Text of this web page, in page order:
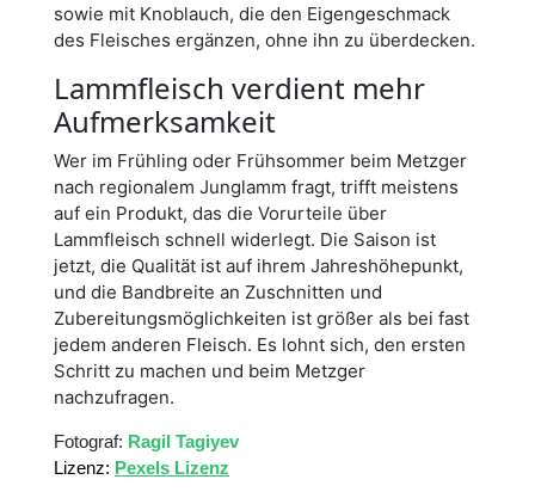
sowie mit Knoblauch, die den Eigengeschmack
des Fleisches ergänzen, ohne ihn zu überdecken.
Lammfleisch verdient mehr
Aufmerksamkeit
Wer im Frühling oder Frühsommer beim Metzger
nach regionalem Junglamm fragt, trifft meistens
auf ein Produkt, das die Vorurteile über
Lammfleisch schnell widerlegt. Die Saison ist
jetzt, die Qualität ist auf ihrem Jahreshöhepunkt,
und die Bandbreite an Zuschnitten und
Zubereitungsmöglichkeiten ist größer als bei fast
jedem anderen Fleisch. Es lohnt sich, den ersten
Schritt zu machen und beim Metzger
nachzufragen.
Fotograf: Ragil Tagiyev
Lizenz: Pexels Lizenz